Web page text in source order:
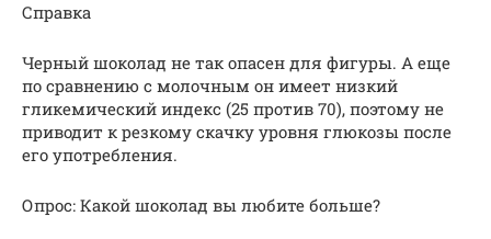
Справка
Черный шоколад не так опасен для фигуры. А еще
по сравнению с молочным он имеет низкий
гликемический индекс (25 против 70), поэтому не
приводит к резкому скачку уровня глюкозы после
его употребления.
Опрос: Какой шоколад вы любите больше?